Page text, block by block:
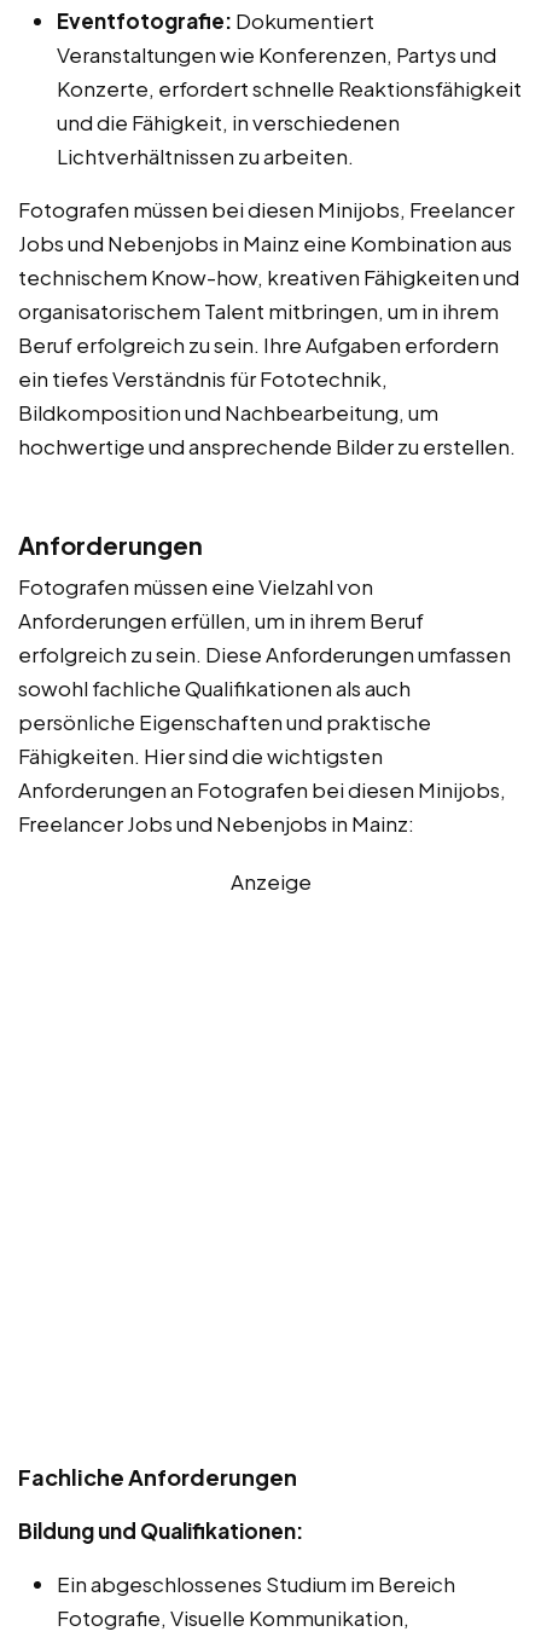
Eventfotografie: Dokumentiert
Veranstaltungen wie Konferenzen, Partys und
Konzerte, erfordert schnelle Reaktionsfähigkeit
und die Fähigkeit, in verschiedenen
Lichtverhältnissen zu arbeiten.
Fotografen müssen bei diesen Minijobs, Freelancer
Jobs und Nebenjobs in Mainz eine Kombination aus
technischem Know-how, kreativen Fähigkeiten und
organisatorischem Talent mitbringen, um in ihrem
Beruf erfolgreich zu sein. Ihre Aufgaben erfordern
ein tiefes Verständnis für Fototechnik,
Bildkomposition und Nachbearbeitung, um
hochwertige und ansprechende Bilder zu erstellen.
Anforderungen
Fotografen müssen eine Vielzahl von
Anforderungen erfüllen, um in ihrem Beruf
erfolgreich zu sein. Diese Anforderungen umfassen
sowohl fachliche Qualifikationen als auch
persönliche Eigenschaften und praktische
Fähigkeiten. Hier sind die wichtigsten
Anforderungen an Fotografen bei diesen Minijobs,
Freelancer Jobs und Nebenjobs in Mainz:
Anzeige
Fachliche Anforderungen
Bildung und Qualifikationen:
Ein abgeschlossenes Studium im Bereich
Fotografie, Visuelle Kommunikation,